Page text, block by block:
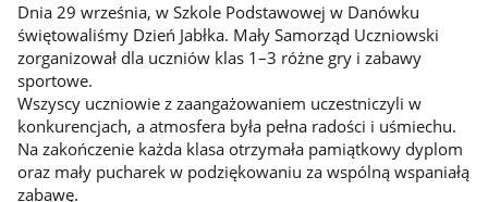
Dnia 29 września, w Szkole Podstawowej w Danówku
świętowaliśmy Dzień Jabłka. Mały Samorząd Uczniowski
zorganizował dla uczniów klas 1–3 różne gry i zabawy
sportowe.
Wszyscy uczniowie z zaangażowaniem uczestniczyli w
konkurencjach, a atmosfera była pełna radości i uśmiechu.
Na zakończenie każda klasa otrzymała pamiątkowy dyplom
oraz mały pucharek w podziękowaniu za wspólną wspaniałą
zabawę.